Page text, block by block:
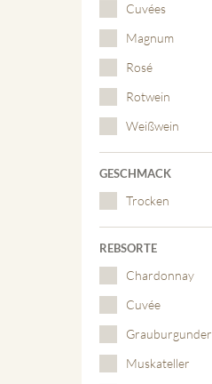
Cuvées
Magnum
Rosé
Rotwein
Weißwein
GESCHMACK
Trocken
REBSORTE
Chardonnay
Cuvée
Grauburgunder
Muskateller